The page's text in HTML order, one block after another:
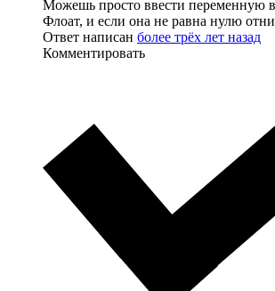
Можешь просто ввести переменную
Флоат, и если она не равна нулю
Ответ написан более трёх лет назад
Комментировать